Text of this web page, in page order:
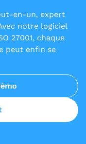
en-un, expert
notre logiciel
27001, chaque
peut enfin se